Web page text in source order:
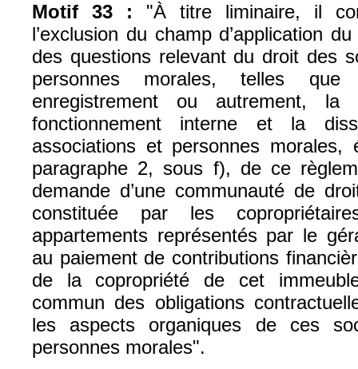
Motif 33 : "À titre liminaire, il
l’exclusion du champ d’application
des questions relevant du droit des
personnes morales, telles
enregistrement ou autrement, la
fonctionnement interne et la
associations et personnes morales,
paragraphe 2, sous f), de ce
demande d’une communauté de
constituée par les
appartements représentés par le
au paiement de contributions
de la copropriété de cet
commun des obligations
les aspects organiques de ces
personnes morales".